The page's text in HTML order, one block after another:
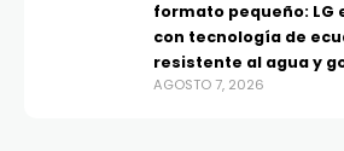
formato pequeño: LG
con tecnología de
resistente al agua y
AGOSTO 7, 2026